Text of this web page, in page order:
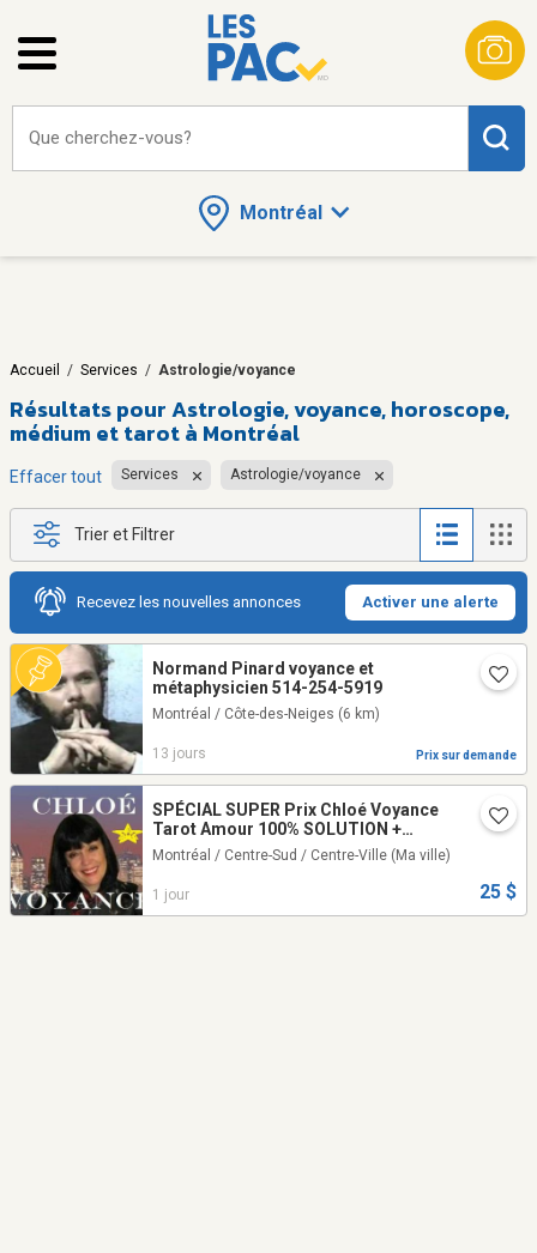
Montréal
Que cherchez-vous?
Accueil / Services / Astrologie/voyance
Résultats pourAstrologie, voyance, horoscope,
médium et tarot à Montréal
Effacer tout Services Astrologie/voyance
Trier et Filtrer
Recevez les nouvelles annonces Activer une alerte
Normand Pinard voyance et
métaphysicien 514-254-5919
Montréal / Côte-des-Neiges (6 km)
13 jours Prix sur demande
SPÉCIAL SUPER Prix Chloé Voyance
Tarot Amour 100% SOLUTION +
RÉSULTAT TEL: 514-969-2563
Montréal / Centre-Sud / Centre-Ville (Ma ville)
1 jour 25 $